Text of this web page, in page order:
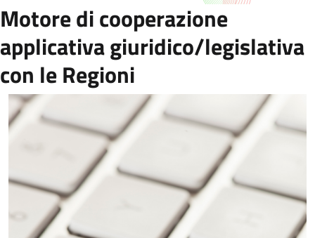
Motore di cooperazione
applicativa giuridico/legislativa
con le Regioni